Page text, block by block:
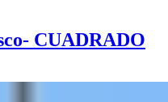
CUADRADO